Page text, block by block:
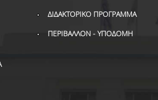
ΔΙΔΑΚΤΟΡΙΚΟ ΠΡΟΓΡΑΜΜΑ
ΠΕΡΙΒΑΛΛΟΝ - ΥΠΟΔΟΜΗ